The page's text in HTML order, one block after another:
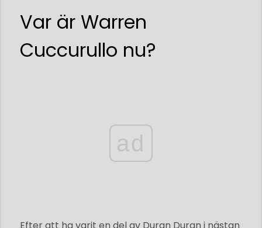
Var är Warren
Cuccurullo nu?
ad
Efter att ha varit en del av Duran Duran i nästan